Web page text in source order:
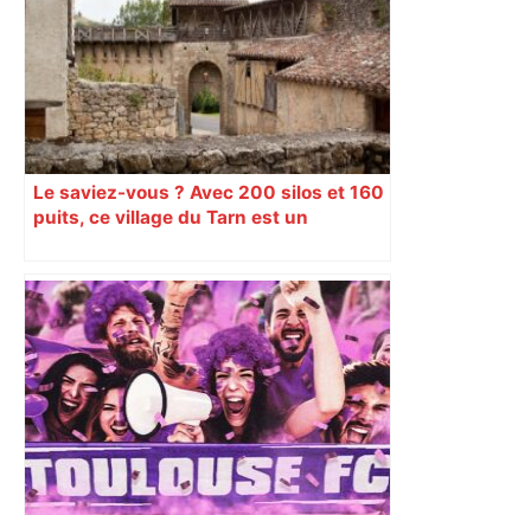
Le saviez-vous ? Avec 200 silos et 160
puits, ce village du Tarn est un